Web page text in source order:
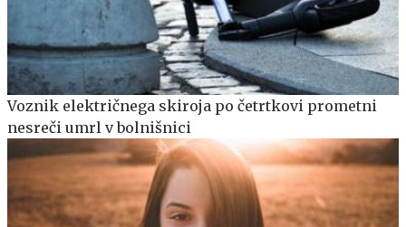
Voznik električnega skiroja po četrtkovi prometni
nesreči umrl v bolnišnici